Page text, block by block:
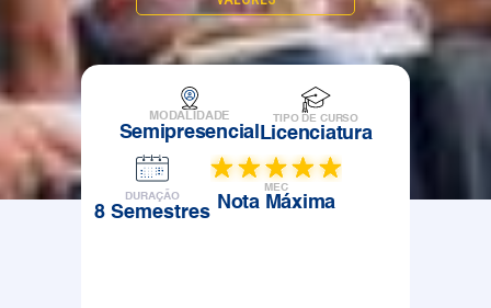
MODALIDADE
Semipresencial
TIPO DE CURSO
Licenciatura
DURAÇÃO
8 Semestres
MEC
Nota Máxima